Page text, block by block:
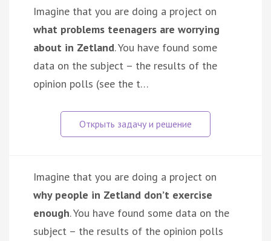
Imagine that you are doing a project on
what problems teenagers are worrying
about in Zetland. You have found some
data on the subject – the results of the
opinion polls (see the t…
Imagine that you are doing a project on
why people in Zetland don’t exercise
enough. You have found some data on the
subject – the results of the opinion polls